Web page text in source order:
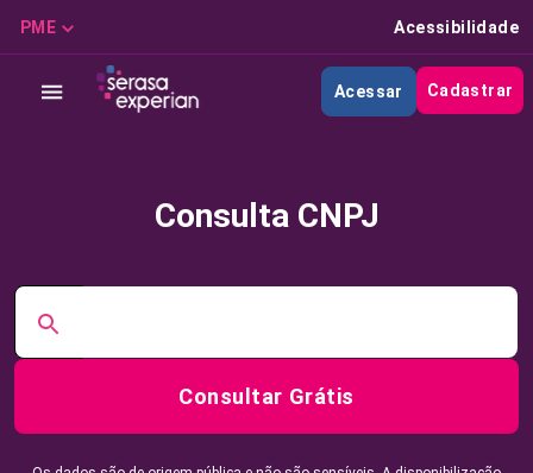
PME Acessibilidade
Acessar Cadastrar
Consulta CNPJ
Consultar Grátis